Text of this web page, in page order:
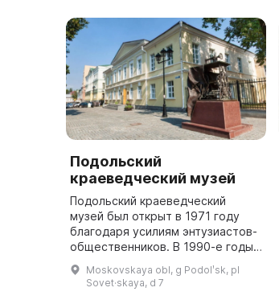
Подольский
краеведческий музей
Подольский краеведческий
музей был открыт в 1971 году
благодаря усилиям энтузиастов-
общественников. В 1990-е годы
в музей передали уникальные
археологические находки
предметов ІХ–ХІІ веков,
Moskovskaya obl, g Podolʹsk, pl
Sovet·skaya, d 7